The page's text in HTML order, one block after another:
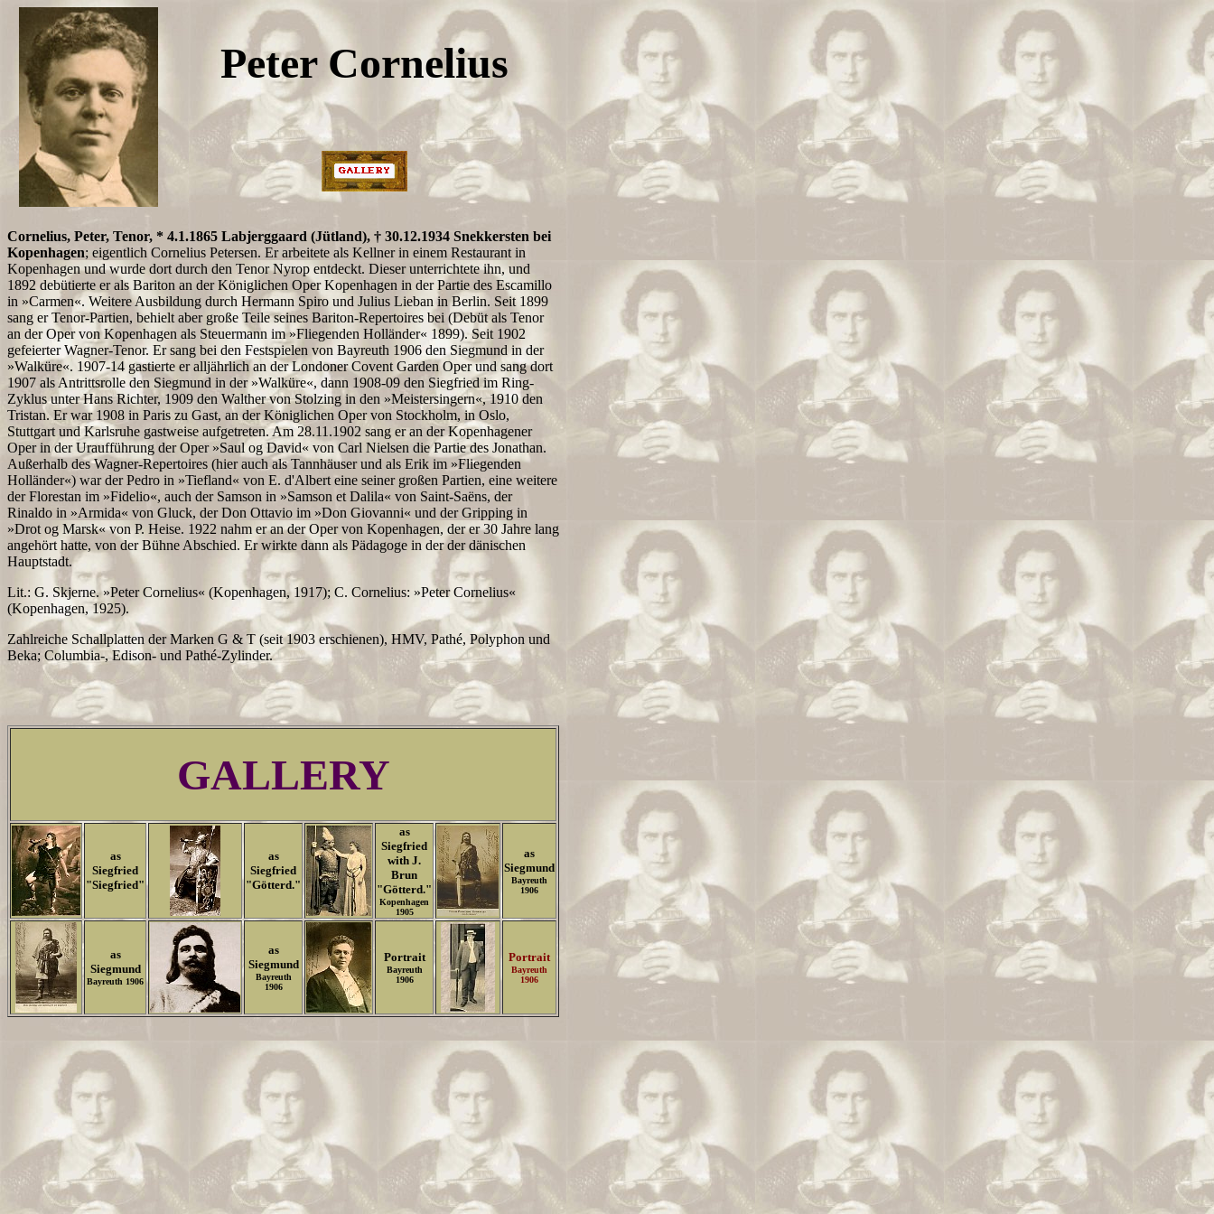
Peter Cornelius
Cornelius, Peter, Tenor, * 4.1.1865 Labjerggaard (Jütland), † 30.12.1934 Snekkersten bei
Kopenhagen; eigentlich Cornelius Petersen. Er arbeitete als Kellner in einem Restaurant in
Kopenhagen und wurde dort durch den Tenor Nyrop entdeckt. Dieser unterrichtete ihn, und
1892 debütierte er als Bariton an der Königlichen Oper Kopenhagen in der Partie des Escamillo
in »Carmen«. Weitere Ausbildung durch Hermann Spiro und Julius Lieban in Berlin. Seit 1899
sang er Tenor-Partien, behielt aber große Teile seines Bariton-Repertoires bei (Debüt als Tenor
an der Oper von Kopenhagen als Steuermann im »Fliegenden Holländer« 1899). Seit 1902
gefeierter Wagner-Tenor. Er sang bei den Festspielen von Bayreuth 1906 den Siegmund in der
»Walküre«. 1907-14 gastierte er alljährlich an der Londoner Covent Garden Oper und sang dort
1907 als Antrittsrolle den Siegmund in der »Walküre«, dann 1908-09 den Siegfried im Ring-
Zyklus unter Hans Richter, 1909 den Walther von Stolzing in den »Meistersingern«, 1910 den
Tristan. Er war 1908 in Paris zu Gast, an der Königlichen Oper von Stockholm, in Oslo,
Stuttgart und Karlsruhe gastweise aufgetreten. Am 28.11.1902 sang er an der Kopenhagener
Oper in der Uraufführung der Oper »Saul og David« von Carl Nielsen die Partie des Jonathan.
Außerhalb des Wagner-Repertoires (hier auch als Tannhäuser und als Erik im »Fliegenden
Holländer«) war der Pedro in »Tiefland« von E. d'Albert eine seiner großen Partien, eine weitere
der Florestan im »Fidelio«, auch der Samson in »Samson et Dalila« von Saint-Saëns, der
Rinaldo in »Armida« von Gluck, der Don Ottavio im »Don Giovanni« und der Gripping in
»Drot og Marsk« von P. Heise. 1922 nahm er an der Oper von Kopenhagen, der er 30 Jahre lang
angehört hatte, von der Bühne Abschied. Er wirkte dann als Pädagoge in der der dänischen
Hauptstadt.
Lit.: G. Skjerne. »Peter Cornelius« (Kopenhagen, 1917); C. Cornelius: »Peter Cornelius«
(Kopenhagen, 1925).
Zahlreiche Schallplatten der Marken G & T (seit 1903 erschienen), HMV, Pathé, Polyphon und
Beka; Columbia-, Edison- und Pathé-Zylinder.
GALLERY
as
Siegfried
"Siegfried"
as
Siegfried
"Götterd."
as
Siegfried
with J.
Brun
"Götterd."
Kopenhagen
1905
as
Siegmund
Bayreuth
1906
as
Siegmund
Bayreuth 1906
as
Siegmund
Bayreuth
1906
Portrait
Bayreuth
1906
Portrait
Bayreuth
1906